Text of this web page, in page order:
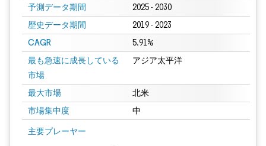
予測データ期間 2025 - 2030
歴史データ期間 2019 - 2023
CAGR 5.91%
最も急速に成長している
市場
アジア太平洋
最大市場 北米
市場集中度 中
主要プレーヤー